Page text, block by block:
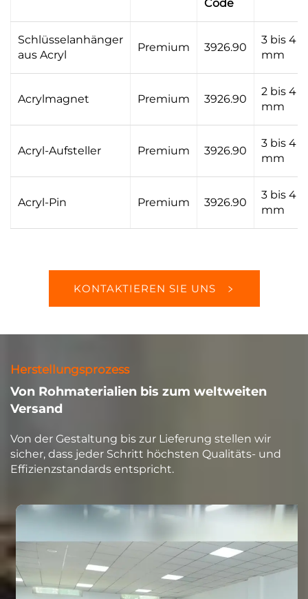
Code
Schlüsselanhänger
aus Acryl
Premium 3926.90
3 bis 4
mm
Acrylmagnet Premium 3926.90
2 bis 4
mm
Acryl-Aufsteller Premium 3926.90
3 bis 4
mm
Acryl-Pin Premium 3926.90
3 bis 4
mm
KONTAKTIEREN SIE UNS
Herstellungsprozess
Von Rohmaterialien bis zum weltweiten
Versand
Von der Gestaltung bis zur Lieferung stellen wir
sicher, dass jeder Schritt höchsten Qualitäts- und
Effizienzstandards entspricht.